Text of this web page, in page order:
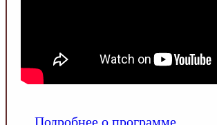
Подробнее о программе